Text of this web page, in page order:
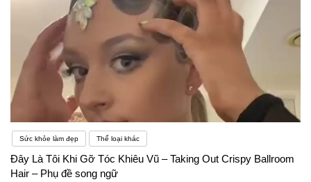
Sức khỏe làm đẹp Thể loại khác
Đây Là Tôi Khi Gỡ Tóc Khiêu Vũ – Taking Out Crispy Ballroom
Hair – Phụ đề song ngữ